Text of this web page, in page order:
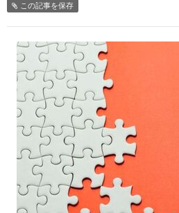
この記事を保存